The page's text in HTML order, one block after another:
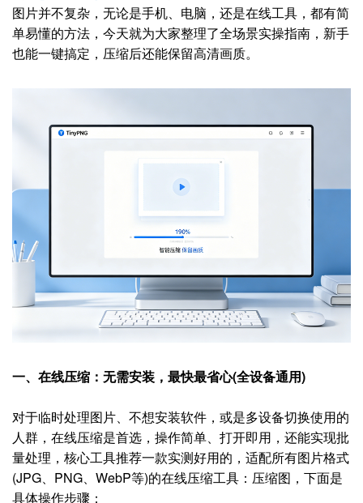
图片并不复杂，无论是手机、电脑，还是在线工具，都有简
单易懂的方法，今天就为大家整理了全场景实操指南，新手
也能一键搞定，压缩后还能保留高清画质。
一、在线压缩：无需安装，最快最省心(全设备通用)
对于临时处理图片、不想安装软件，或是多设备切换使用的
人群，在线压缩是首选，操作简单、打开即用，还能实现批
量处理，核心工具推荐一款实测好用的，适配所有图片格式
(JPG、PNG、WebP等)的在线压缩工具：压缩图，下面是
具体操作步骤：